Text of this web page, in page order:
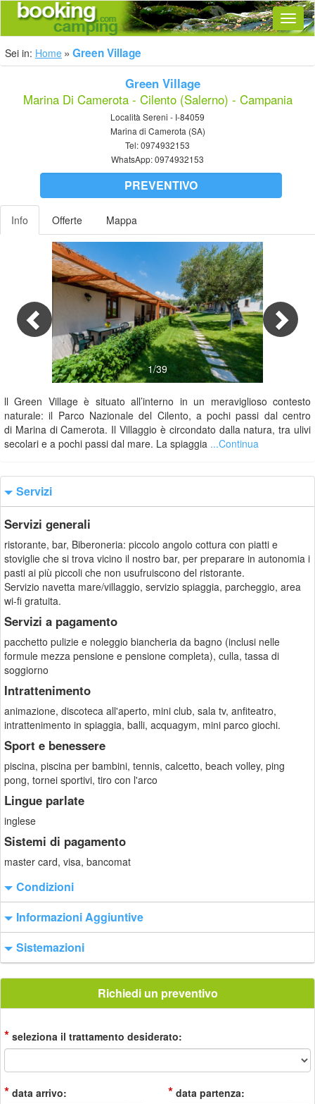
Sei in: Home Green Village
Green Village
Marina Di Camerota - Cilento (Salerno) - Campania
Località Sereni - I-84059
Marina di Camerota (SA)
Tel:0974932153
WhatsApp:0974932153
PREVENTIVO
Info Offerte Mappa
1/39
Previous
ll Green Village è situato all’interno in un meraviglioso contesto
naturale: il Parco Nazionale del Cilento, a pochi passi dal centro
di Marina di Camerota. Il Villaggio è circondato dalla natura, tra ulivi
secolari e a pochi passi dal mare. La spiaggia ...Continua
Servizi
Servizi generali
ristorante, bar, Biberoneria: piccolo angolo cottura con piatti e
stoviglie che si trova vicino il nostro bar, per preparare in autonomia i
pasti ai più piccoli che non usufruiscono del ristorante.
Servizio navetta mare/villaggio, servizio spiaggia, parcheggio, area
wi-fi gratuita.
Servizi a pagamento
pacchetto pulizie e noleggio biancheria da bagno (inclusi nelle
formule mezza pensione e pensione completa), culla, tassa di
soggiorno
Intrattenimento
animazione, discoteca all'aperto, mini club, sala tv, anfiteatro,
intrattenimento in spiaggia, balli, acquagym, mini parco giochi.
Sport e benessere
piscina, piscina per bambini, tennis, calcetto, beach volley, ping
pong, tornei sportivi, tiro con l'arco
Lingue parlate
inglese
Sistemi di pagamento
master card, visa, bancomat
Condizioni
Informazioni Aggiuntive
Sistemazioni
Richiedi un preventivo
* seleziona il trattamento desiderato:
* data arrivo: * data partenza: